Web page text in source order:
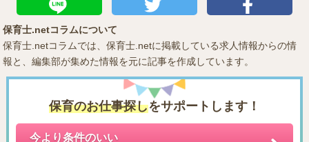
保育士.netコラムについて
保育士.netコラムでは、保育士.netに掲載している求人情報からの情
報と、編集部が集めた情報を元に記事を作成しています。
保育のお仕事探しをサポートします！
今より条件のいい